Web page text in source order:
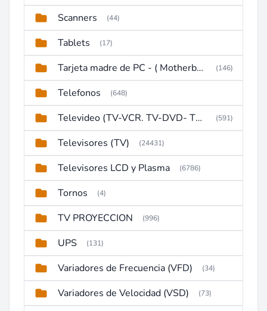
Scanners (44)
Tablets (17)
Tarjeta madre de PC - ( Motherboard ) (146)
Telefonos (648)
Televideo (TV-VCR. TV-DVD- TV-DVD-VCR) (591)
Televisores (TV) (24431)
Televisores LCD y Plasma (6786)
Tornos (4)
TV PROYECCION (996)
UPS (131)
Variadores de Frecuencia (VFD) (34)
Variadores de Velocidad (VSD) (73)